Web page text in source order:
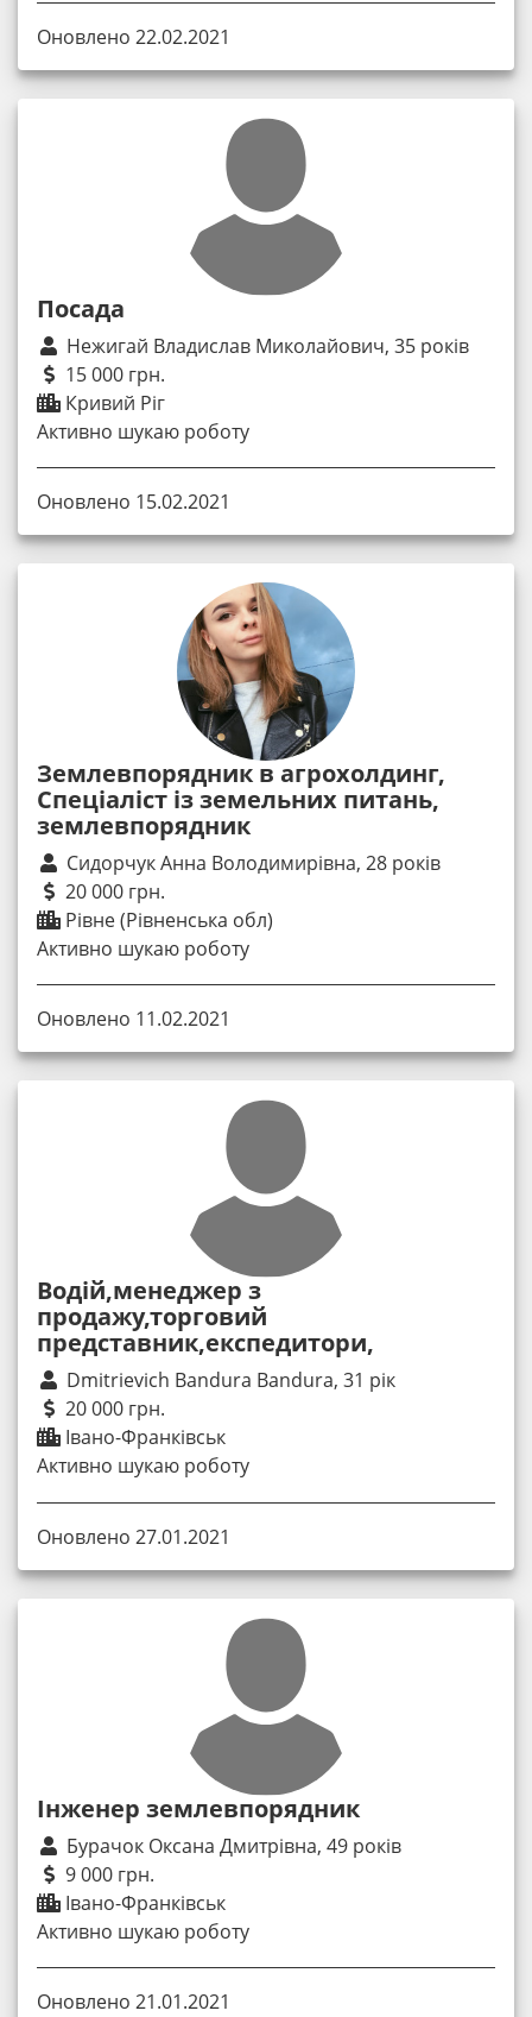
Оновлено 22.02.2021
Посада
Нежигай Владислав Миколайович, 35 років
15 000 грн.
Кривий Ріг
Активно шукаю роботу
Оновлено 15.02.2021
Землевпорядник в агрохолдинг,
Спеціаліст із земельних питань,
землевпорядник
Сидорчук Анна Володимирівна, 28 років
20 000 грн.
Рівне (Рівненська обл)
Активно шукаю роботу
Оновлено 11.02.2021
Водій,менеджер з
продажу,торговий
представник,експедитори,
Dmitrievich Bandura Bandura, 31 рік
20 000 грн.
Івано-Франківськ
Активно шукаю роботу
Оновлено 27.01.2021
Інженер землевпорядник
Бурачок Оксана Дмитрівна, 49 років
9 000 грн.
Івано-Франківськ
Активно шукаю роботу
Оновлено 21.01.2021